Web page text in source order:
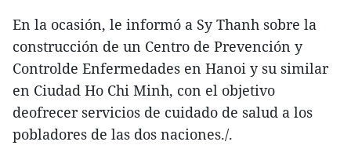
En la ocasión, le informó a Sy Thanh sobre la
construcción de un Centro de Prevención y
Controlde Enfermedades en Hanoi y su similar
en Ciudad Ho Chi Minh, con el objetivo
deofrecer servicios de cuidado de salud a los
pobladores de las dos naciones./.